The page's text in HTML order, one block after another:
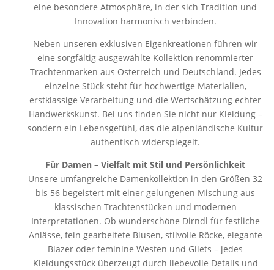
eine besondere Atmosphäre, in der sich Tradition und
Innovation harmonisch verbinden.
Neben unseren exklusiven Eigenkreationen führen wir
eine sorgfältig ausgewählte Kollektion renommierter
Trachtenmarken aus Österreich und Deutschland. Jedes
einzelne Stück steht für hochwertige Materialien,
erstklassige Verarbeitung und die Wertschätzung echter
Handwerkskunst. Bei uns finden Sie nicht nur Kleidung –
sondern ein Lebensgefühl, das die alpenländische Kultur
authentisch widerspiegelt.
Für Damen – Vielfalt mit Stil und Persönlichkeit
Unsere umfangreiche Damenkollektion in den Größen 32
bis 56 begeistert mit einer gelungenen Mischung aus
klassischen Trachtenstücken und modernen
Interpretationen. Ob wunderschöne Dirndl für festliche
Anlässe, fein gearbeitete Blusen, stilvolle Röcke, elegante
Blazer oder feminine Westen und Gilets – jedes
Kleidungsstück überzeugt durch liebevolle Details und